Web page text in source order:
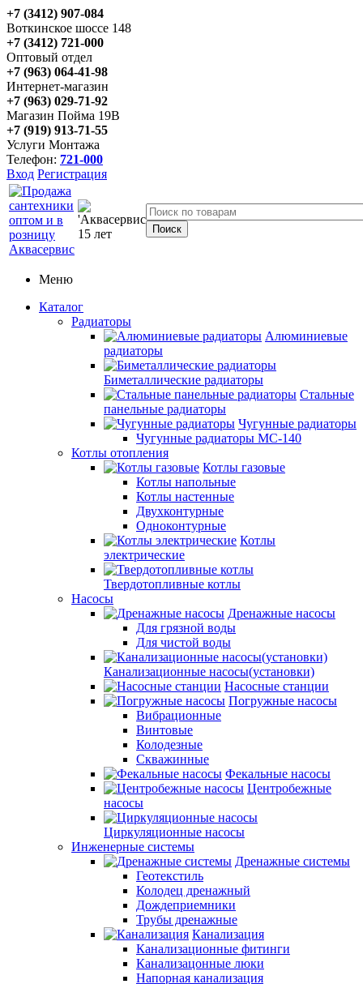
+7 (3412) 907-084
Воткинское шоссе 148
+7 (3412) 721-000
Оптовый отдел
+7 (963) 064-41-98
Интернет-магазин
+7 (963) 029-71-92
Магазин Пойма 19В
+7 (919) 913-71-55
Услуги Монтажа
Телефон: 721-000
Вход Регистрация
Меню
Каталог
Радиаторы
Алюминиевые
радиаторы
Биметаллические радиаторы
Стальные
панельные радиаторы
Чугунные радиаторы
Чугунные радиаторы МС-140
Котлы отопления
Котлы газовые
Котлы напольные
Котлы настенные
Двухконтурные
Одноконтурные
Котлы
электрические
Твердотопливные котлы
Насосы
Дренажные насосы
Для грязной воды
Для чистой воды
Канализационные насосы(установки)
Насосные станции
Погружные насосы
Вибрационные
Винтовые
Колодезные
Скважинные
Фекальные насосы
Центробежные
насосы
Циркуляционные насосы
Инженерные системы
Дренажные системы
Геотекстиль
Колодец дренажный
Дождеприемники
Трубы дренажные
Канализация
Канализационные фитинги
Канализацонные люки
Напорная канализация